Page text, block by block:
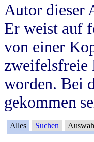
Autor dieser
Er weist auf
von einer
zweifelsfreie
worden. Bei
gekommen
Alles Suchen